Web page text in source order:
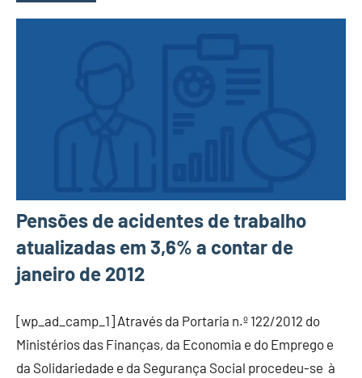
Pensões de acidentes de trabalho
atualizadas em 3,6% a contar de
janeiro de 2012
[wp_ad_camp_1] Através da Portaria n.º 122/2012 do
Ministérios das Finanças, da Economia e do Emprego e
da Solidariedade e da Segurança Social procedeu-se à